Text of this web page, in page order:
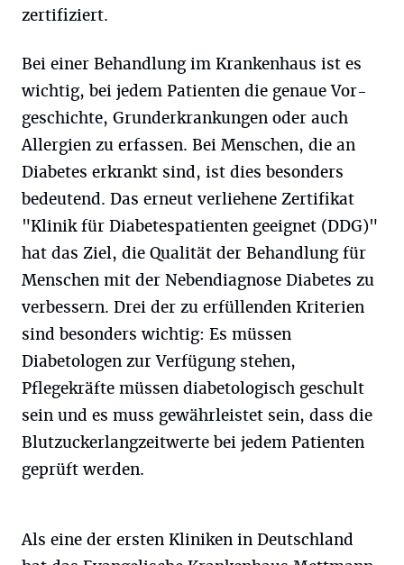
zertifiziert.
Bei einer Behandlung im Krankenhaus ist es
wichtig, bei jedem Patienten die genaue Vor-
geschichte, Grunderkrankungen oder auch
Allergien zu erfassen. Bei Menschen, die an
Diabetes erkrankt sind, ist dies besonders
bedeutend. Das erneut verliehene Zertifikat
"Klinik für Diabetespatienten geeignet (DDG)"
hat das Ziel, die Qualität der Behandlung für
Menschen mit der Nebendiagnose Diabetes zu
verbessern. Drei der zu erfüllenden Kriterien
sind besonders wichtig: Es müssen
Diabetologen zur Verfügung stehen,
Pflegekräfte müssen diabetologisch geschult
sein und es muss gewährleistet sein, dass die
Blutzuckerlangzeitwerte bei jedem Patienten
geprüft werden.
Als eine der ersten Kliniken in Deutschland